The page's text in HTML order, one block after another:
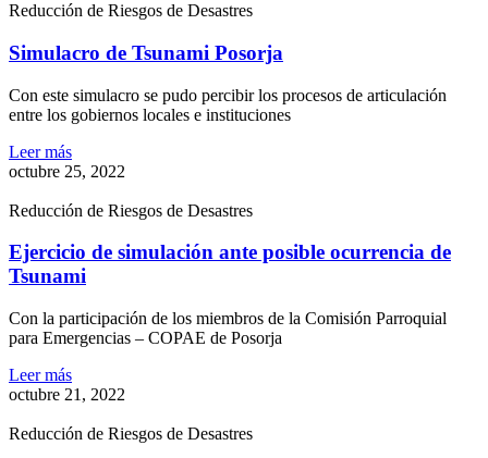
Reducción de Riesgos de Desastres
Simulacro de Tsunami Posorja
Con este simulacro se pudo percibir los procesos de articulación
entre los gobiernos locales e instituciones
Leer más
octubre 25, 2022
Reducción de Riesgos de Desastres
Ejercicio de simulación ante posible ocurrencia de
Tsunami
Con la participación de los miembros de la Comisión Parroquial
para Emergencias – COPAE de Posorja
Leer más
octubre 21, 2022
Reducción de Riesgos de Desastres